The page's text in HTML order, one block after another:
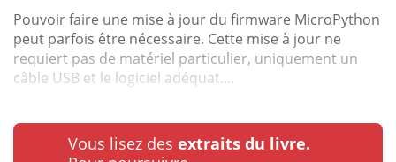
Pouvoir faire une mise à jour du firmware MicroPython
peut parfois être nécessaire. Cette mise à jour ne
requiert pas de matériel particulier, uniquement un
câble USB et le logiciel adéquat....
Vous lisez des extraits du livre.